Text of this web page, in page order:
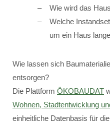
Wie wird das
Welche
um ein Haus
Wie lassen sich
entsorgen?
Die Plattform ÖKOBAUDAT
Wohnen, Stadtentwicklung
einheitliche Datenbasis für